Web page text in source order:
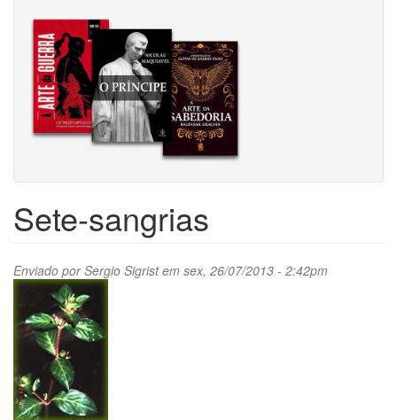
Sete-sangrias
Enviado porSergio Sigristem sex, 26/07/2013 - 2:42pm